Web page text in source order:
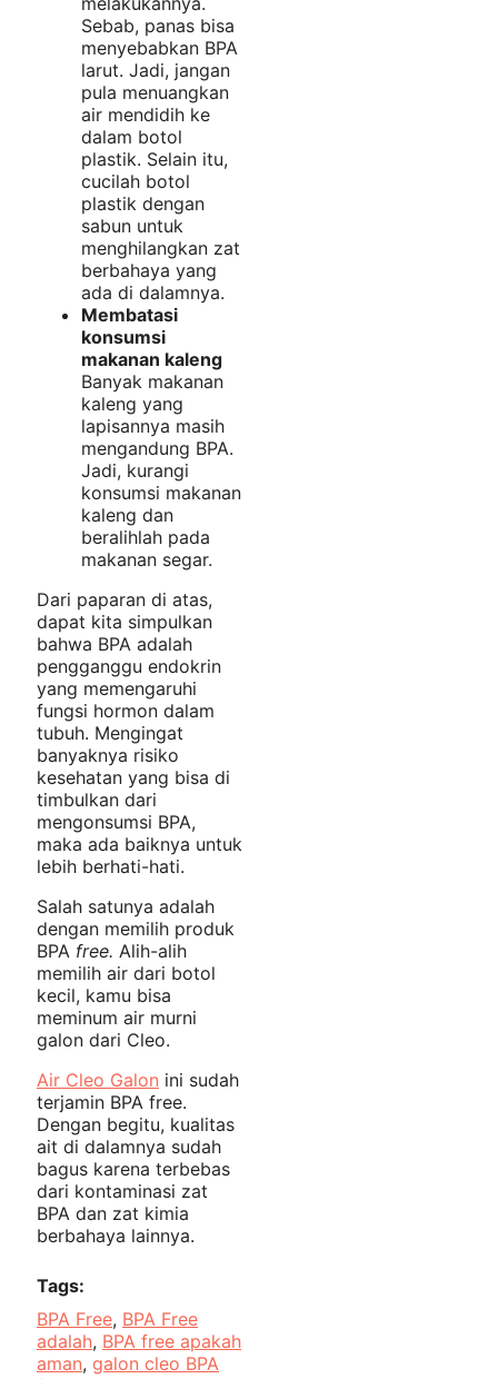
Sebab, panas bisa
menyebabkan BPA
larut. Jadi, jangan
pula menuangkan
air mendidih ke
dalam botol
plastik. Selain itu,
cucilah botol
plastik dengan
sabun untuk
menghilangkan zat
berbahaya yang
ada di dalamnya.
Membatasi
konsumsi
makanan kaleng
Banyak makanan
kaleng yang
lapisannya masih
mengandung BPA.
Jadi, kurangi
konsumsi makanan
kaleng dan
beralihlah pada
makanan segar.
Dari paparan di atas,
dapat kita simpulkan
bahwa BPA adalah
pengganggu endokrin
yang memengaruhi
fungsi hormon dalam
tubuh. Mengingat
banyaknya risiko
kesehatan yang bisa di
timbulkan dari
mengonsumsi BPA,
maka ada baiknya untuk
lebih berhati-hati.
Salah satunya adalah
dengan memilih produk
BPA free. Alih-alih
memilih air dari botol
kecil, kamu bisa
meminum air murni
galon dari Cleo.
Air Cleo Galon ini sudah
terjamin BPA free.
Dengan begitu, kualitas
ait di dalamnya sudah
bagus karena terbebas
dari kontaminasi zat
BPA dan zat kimia
berbahaya lainnya.
Tags:
BPA Free, BPA Free
adalah, BPA free apakah
aman, galon cleo BPA